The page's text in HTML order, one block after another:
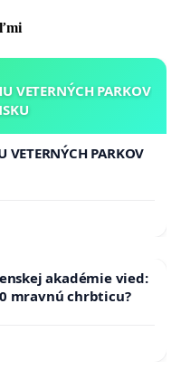
VETERNÝCH PARKOV
VETERNÝCH PARKOV
akadémie vied:
mravnú chrbticu?